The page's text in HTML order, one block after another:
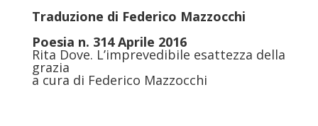
Traduzione di Federico Mazzocchi
Poesia n. 314 Aprile 2016
Rita Dove. L’imprevedibile esattezza della
grazia
a cura di Federico Mazzocchi